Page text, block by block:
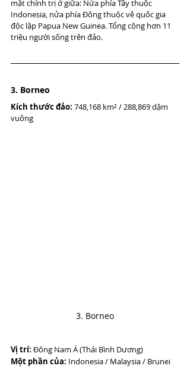
mặt chính trị ở giữa: Nửa phía Tây thuộc
Indonesia, nửa phía Đông thuộc về quốc gia
độc lập Papua New Guinea. Tổng cộng hơn 11
triệu người sống trên đảo.
3. Borneo
Kích thước đảo: 748,168 km² / 288,869 dặm
vuông
3. Borneo
Vị trí: Đông Nam Á (Thái Bình Dương)
Một phần của: Indonesia / Malaysia / Brunei